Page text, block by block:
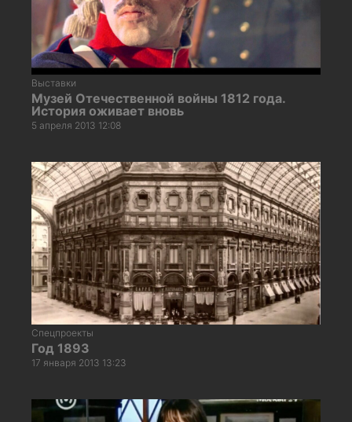
Выставки
Музей Отечественной войны 1812 года.
История оживает вновь
5 апреля 2013 12:08
Спецпроекты
Год 1893
17 января 2013 13:23